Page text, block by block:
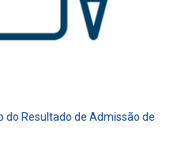
do Resultado de Admissão de